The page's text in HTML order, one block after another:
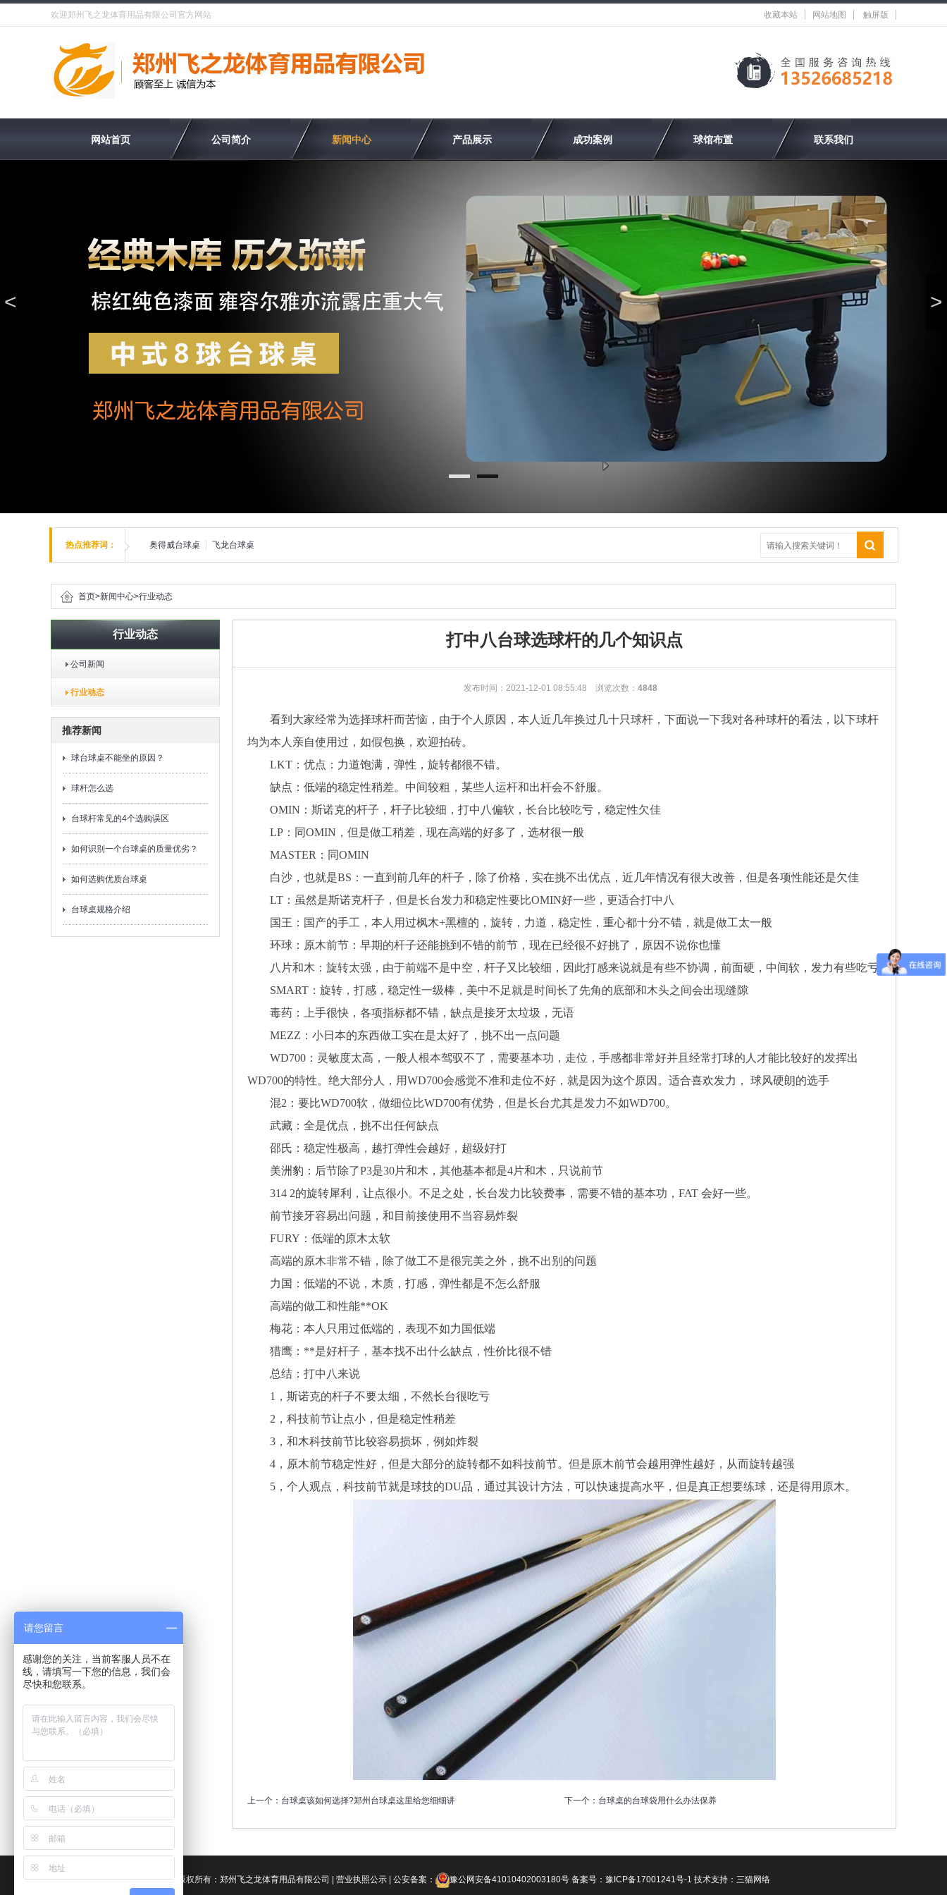
欢迎郑州飞之龙体育用品有限公司官方网站 收藏本站 网站地图 触屏版
网站首页 公司简介 新闻中心 产品展示 成功案例 球馆布置 联系我们
< >
热点推荐词： 奥得威台球桌 飞龙台球桌
首页>新闻中心>行业动态
行业动态
公司新闻
行业动态
推荐新闻
球台球桌不能坐的原因？
球杆怎么选
台球杆常见的4个选购误区
如何识别一个台球桌的质量优劣？
如何选购优质台球桌
台球桌规格介绍
打中八台球选球杆的几个知识点
发布时间：2021-12-01 08:55:48 浏览次数： 4848
看到大家经常为选择球杆而苦恼，由于个人原因，本人近几年换过几十只球杆，下面说一下我对各种球杆的看法，以下球杆
均为本人亲自使用过，如假包换，欢迎拍砖。
LKT ：优点：力道饱满，弹性，旋转都很不错。
缺点：低端的稳定性稍差。中间较粗，某些人运杆和出杆会不舒服。
OMIN ：斯诺克的杆子，杆子比较细，打中八偏软，长台比较吃亏，稳定性欠佳
LP ：同OMIN，但是做工稍差，现在高端的好多了，选材很一般
MASTER ：同OMIN
白沙，也就是BS：一直到前几年的杆子，除了价格，实在挑不出优点，近几年情况有很大改善，但是各项性能还是欠佳
LT ：虽然是斯诺克杆子，但是长台发力和稳定性要比OMIN好一些，更适合打中八
国王：国产的手工，本人用过枫木+黑檀的，旋转，力道，稳定性，重心都十分不错，就是做工太一般
环球：原木前节：早期的杆子还能挑到不错的前节，现在已经很不好挑了，原因不说你也懂
八片和木：旋转太强，由于前端不是中空，杆子又比较细，因此打感来说就是有些不协调，前面硬，中间软，发力有些吃亏
SMART ：旋转，打感，稳定性一级棒，美中不足就是时间长了先角的底部和木头之间会出现缝隙
毒药：上手很快，各项指标都不错，缺点是接牙太垃圾，无语
MEZZ ：小日本的东西做工实在是太好了，挑不出一点问题
WD700 ：灵敏度太高，一般人根本驾驭不了，需要基本功，走位，手感都非常好并且经常打球的人才能比较好的发挥出
WD700的特性。绝大部分人，用WD700会感觉不准和走位不好，就是因为这个原因。适合喜欢发力， 球风硬朗的选手
混2：要比WD700软，做细位比WD700有优势，但是长台尤其是发力不如WD700。
武藏：全是优点，挑不出任何缺点
邵氏：稳定性极高，越打弹性会越好，超级好打
美洲豹：后节除了P3是30片和木，其他基本都是4片和木，只说前节
314 2的旋转犀利，让点很小。不足之处，长台发力比较费事，需要不错的基本功，FAT 会好一些。
前节接牙容易出问题，和目前接使用不当容易炸裂
FURY ：低端的原木太软
高端的原木非常不错，除了做工不是很完美之外，挑不出别的问题
力国：低端的不说，木质，打感，弹性都是不怎么舒服
高端的做工和性能**OK
梅花：本人只用过低端的，表现不如力国低端
猎鹰：**是好杆子，基本找不出什么缺点，性价比很不错
总结：打中八来说
1 ，斯诺克的杆子不要太细，不然长台很吃亏
2 ，科技前节让点小，但是稳定性稍差
3 ，和木科技前节比较容易损坏，例如炸裂
4 ，原木前节稳定性好，但是大部分的旋转都不如科技前节。但是原木前节会越用弹性越好，从而旋转越强
5 ，个人观点，科技前节就是球技的DU品，通过其设计方法，可以快速提高水平，但是真正想要练球，还是得用原木。
上一个： 台球桌该如何选择?郑州台球桌这里给您细细讲 下一个： 台球桌的台球袋用什么办法保养
版权所有：郑州飞之龙体育用品有限公司 | 营业执照公示| 公安备案： 豫公网安备41010402003180号备案号： 豫ICP备17001241号-1 技术支持： 三猫网络
请您留言
感谢您的关注，当前客服人员不在
线，请填写一下您的信息，我们会
尽快和您联系。